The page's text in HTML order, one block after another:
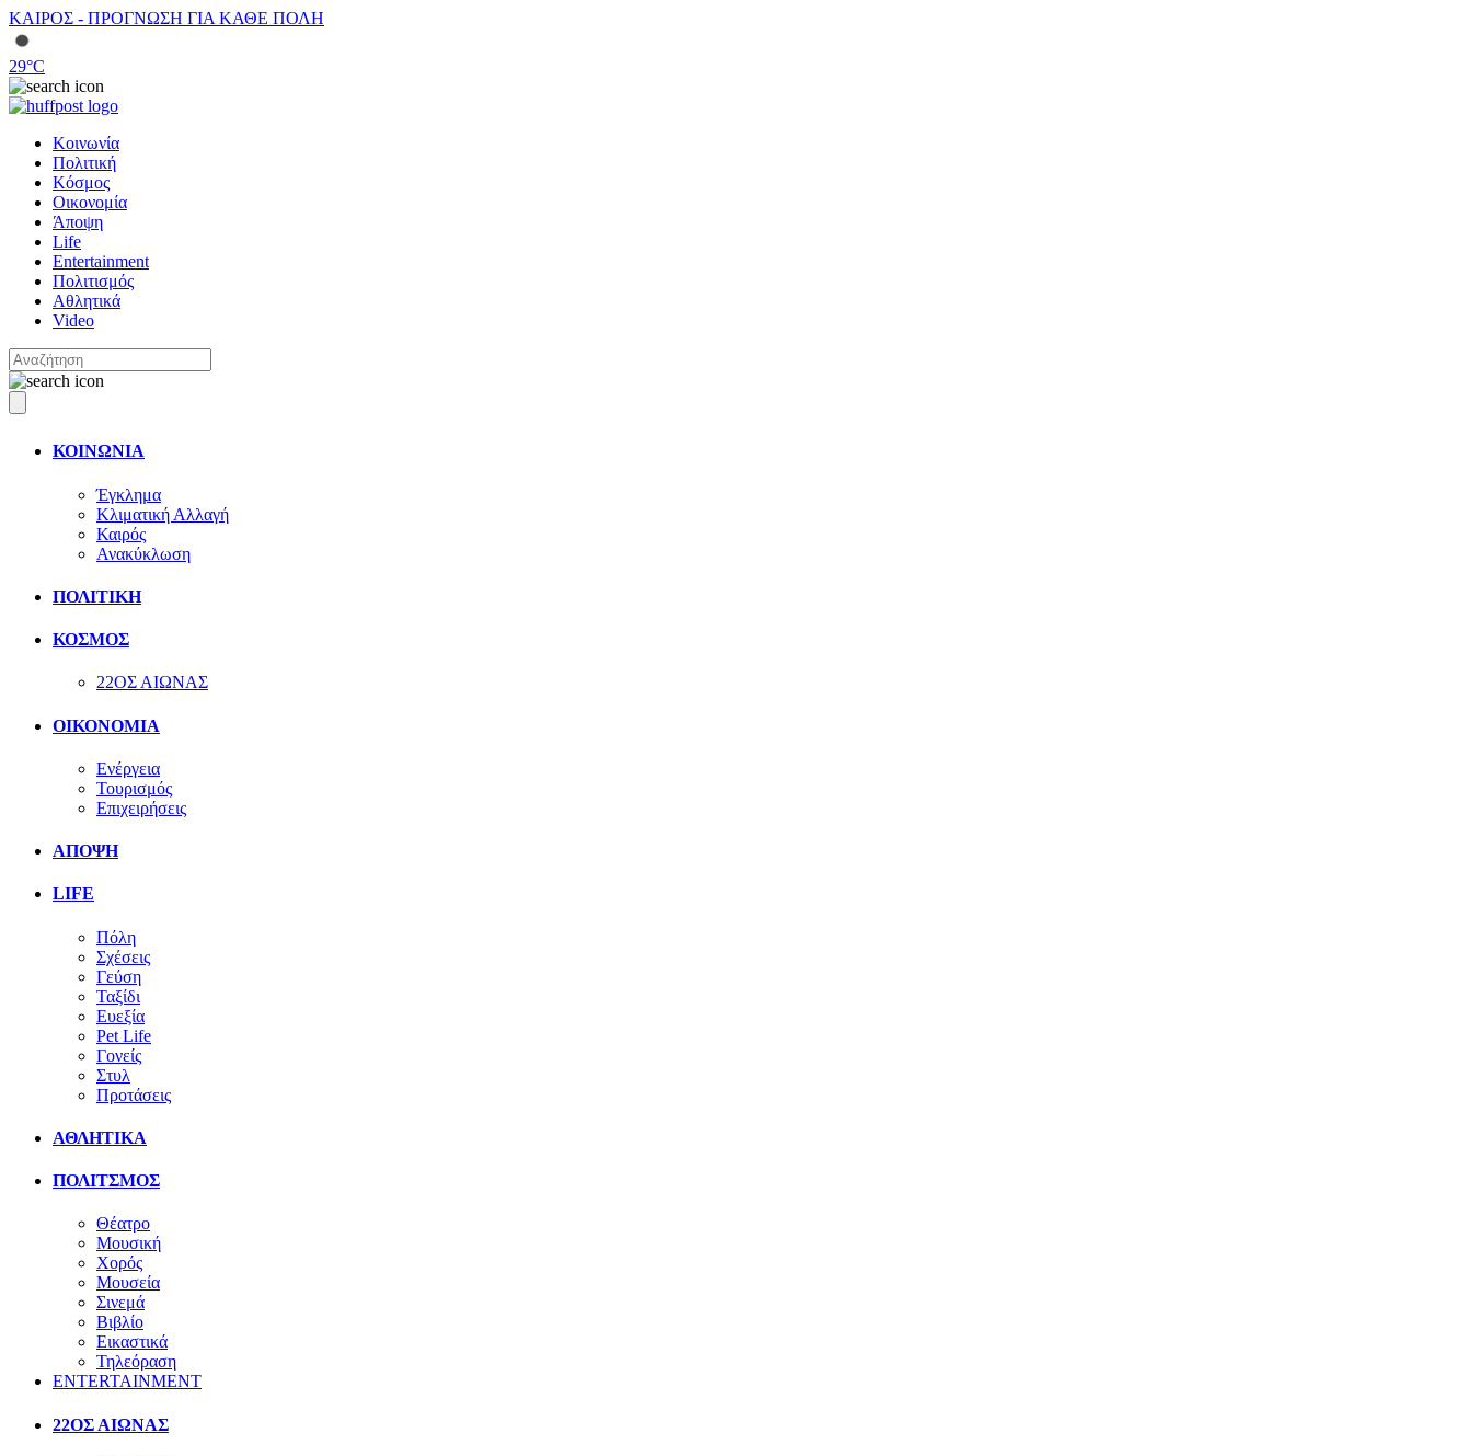
ΚΑΙΡΟΣ - ΠΡΟΓΝΩΣΗ ΓΙΑ ΚΑΘΕ ΠΟΛΗ
29°C
Κοινωνία
Πολιτική
Κόσμος
Οικονομία
Άποψη
Life
Entertainment
Πολιτισμός
Αθλητικά
Video
ΚΟΙΝΩΝΙΑ
Έγκλημα
Κλιματική Αλλαγή
Καιρός
Ανακύκλωση
ΠΟΛΙΤΙΚΗ
ΚΟΣΜΟΣ
22ΟΣ ΑΙΩΝΑΣ
ΟΙΚΟΝΟΜΙΑ
Ενέργεια
Τουρισμός
Επιχειρήσεις
ΑΠΟΨΗ
LIFE
Πόλη
Σχέσεις
Γεύση
Ταξίδι
Ευεξία
Pet Life
Γονείς
Στυλ
Προτάσεις
ΑΘΛΗΤΙΚΑ
ΠΟΛΙΤΣΜΟΣ
Θέατρο
Μουσική
Χορός
Μουσεία
Σινεμά
Βιβλίο
Εικαστικά
Τηλεόραση
ENTERTAINMENT
22ΟΣ ΑΙΩΝΑΣ